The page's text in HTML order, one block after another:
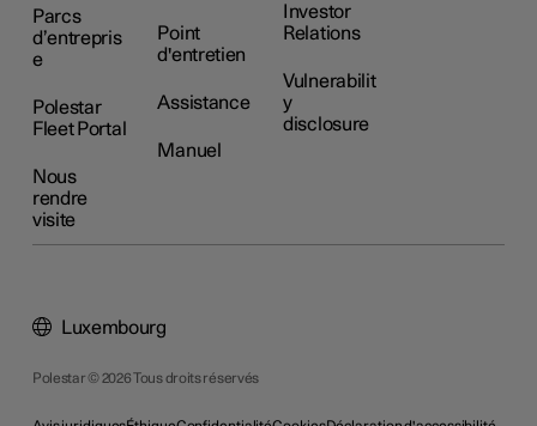
Parcs
d’entrepris
e
Polestar
Fleet Portal
Nous
rendre
visite
Point
d'entretien
Assistance
Manuel
Investor
Relations
Vulnerabilit
y
disclosure
Polestar © 2026 Tous droits réservés
Luxembourg